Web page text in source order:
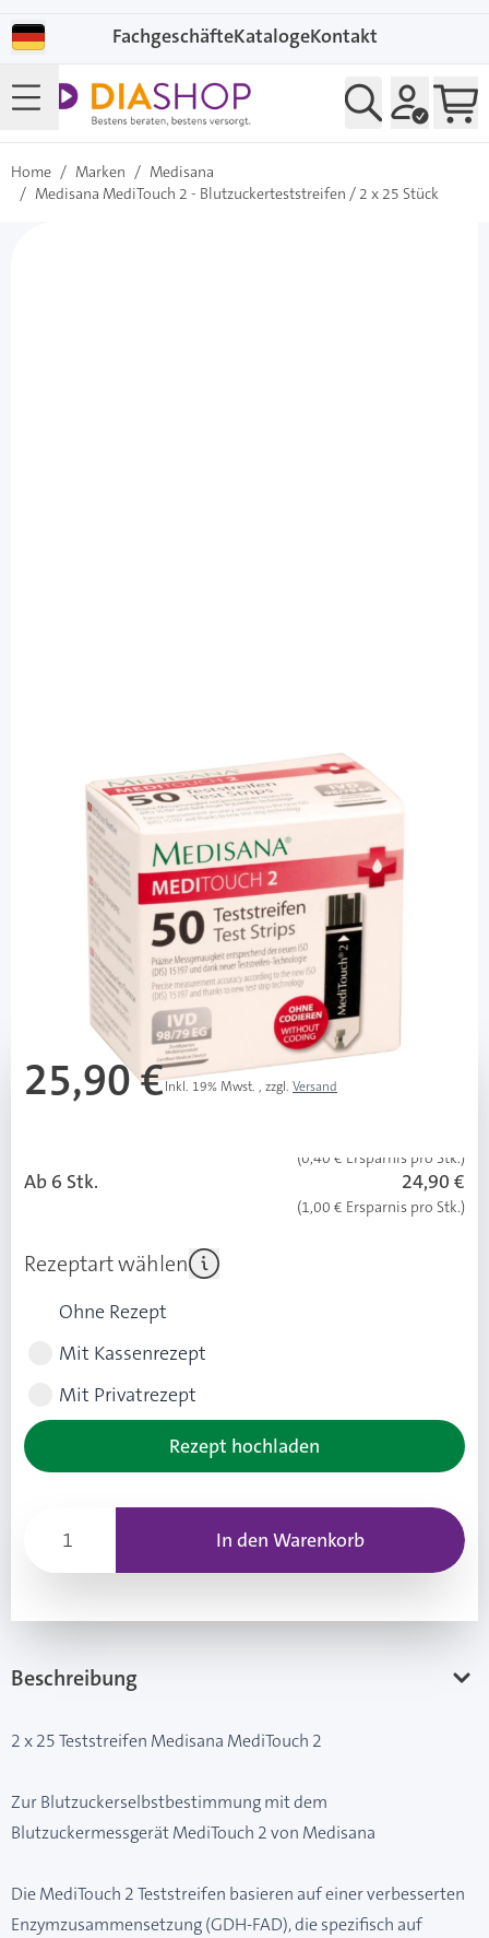
FachgeschäfteKatalogeKontakt
Home / Marken / Medisana
/ Medisana MediTouch 2 - Blutzuckerteststreifen / 2 x 25 Stück
Medisana MediTouch 2 -
Blutzuckerteststreifen / 2 x 25 Stück
PZN: 00259235 / Diashop.de Kat.-Nr. 111754
Lieferzeit 3-7 Werktage
Besonderheiten
Ohne Codierung, sofort messbereit
Mehr über das Produkt
25,90 €Inkl. 19% Mwst. , zzgl. Versand
(0,40 € Ersparnis pro Stk.)
Ab 6 Stk. 24,90 €
(1,00 € Ersparnis pro Stk.)
Rezeptart wählen
Ohne Rezept
Mit Kassenrezept
Mit Privatrezept
Rezept hochladen
In den Warenkorb
Beschreibung
2 x 25 Teststreifen Medisana MediTouch 2
Zur Blutzuckerselbstbestimmung mit dem
Blutzuckermessgerät MediTouch 2 von Medisana
Die MediTouch 2 Teststreifen basieren auf einer verbesserten
Enzymzusammensetzung (GDH-FAD), die spezifisch auf